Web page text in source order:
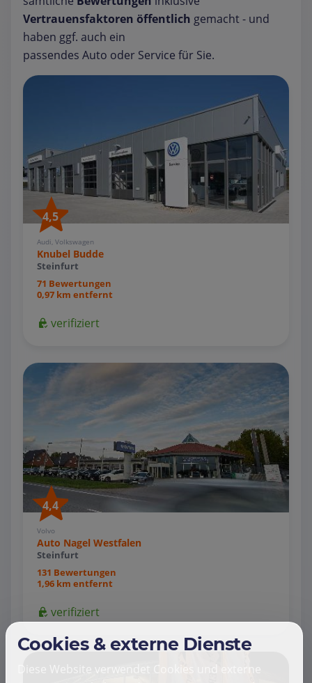
Vertrauensfaktoren öffentlich gemacht - und
haben ggf. auch ein
passendes Auto oder Service für Sie.
4,5
Audi, Volkswagen
Knubel Budde
Steinfurt
71 Bewertungen
0,97 km entfernt
verifiziert
4,4
Volvo
Auto Nagel Westfalen
Steinfurt
131 Bewertungen
1,96 km entfernt
verifiziert
Cookies & externe Dienste
Diese Website verwendet Cookies und externe